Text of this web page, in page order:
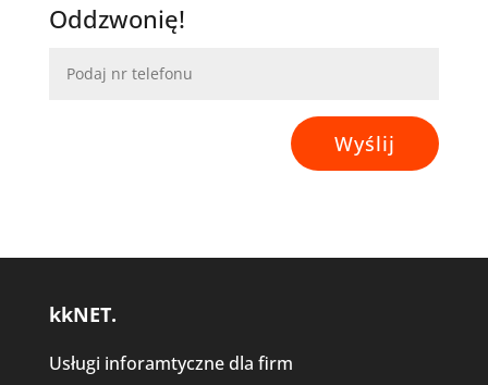
Oddzwonię!
Wyślij
kkNET.
Usługi inforamtyczne dla firm